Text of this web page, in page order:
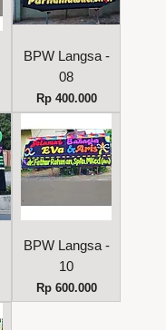
BPW Langsa -
08
Harga
Rp 400.000
BPW Langsa -
10
Harga
Rp 600.000